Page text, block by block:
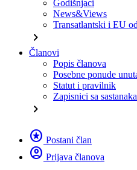
Godišnjaci
News&Views
Transatlantski i EU
chevron_right
Članovi
Popis članova
Posebne ponude
Statut i pravilnik
Zapisnici sa
chevron_right
stars Postani član
account_circle Prijava članova